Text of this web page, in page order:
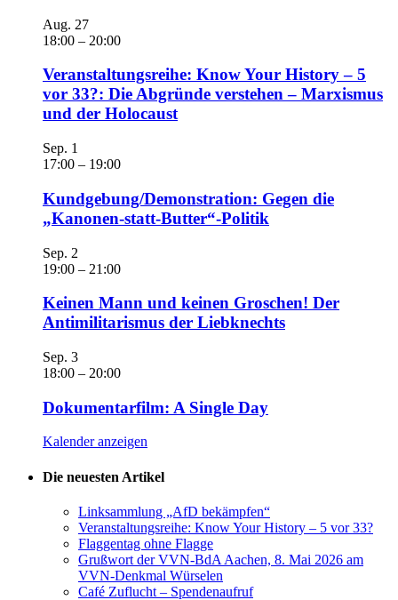
Aug. 27
18:00 – 20:00
Veranstaltungsreihe: Know Your History – 5
vor 33?: Die Abgründe verstehen – Marxismus
und der Holocaust
Sep. 1
17:00 – 19:00
Kundgebung/Demonstration: Gegen die
„Kanonen-statt-Butter“-Politik
Sep. 2
19:00 – 21:00
Keinen Mann und keinen Groschen! Der
Antimilitarismus der Liebknechts
Sep. 3
18:00 – 20:00
Dokumentarfilm: A Single Day
Kalender anzeigen
Die neuesten Artikel
Linksammlung „AfD bekämpfen“
Veranstaltungsreihe: Know Your History – 5 vor 33?
Flaggentag ohne Flagge
Grußwort der VVN-BdA Aachen, 8. Mai 2026 am
VVN-Denkmal Würselen
Café Zuflucht – Spendenaufruf